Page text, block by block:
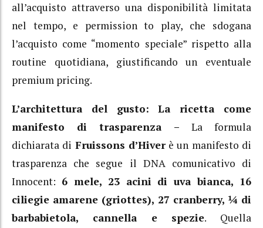
all’acquisto attraverso una disponibilità limitata
nel tempo, e permission to play, che sdogana
l’acquisto come “momento speciale” rispetto alla
routine quotidiana, giustificando un eventuale
premium pricing.
L’architettura del gusto: La ricetta come
manifesto di trasparenza – La formula
dichiarata di Fruissons d’Hiverè un manifesto di
trasparenza che segue il DNA comunicativo di
Innocent: 6 mele, 23 acini di uva bianca, 16
ciliegie amarene (griottes), 27 cranberry, ¼ di
barbabietola, cannella e spezie. Quella